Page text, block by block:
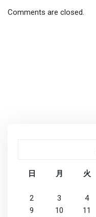
Comments are closed.
日 月 火
2
3 4
9
10 11